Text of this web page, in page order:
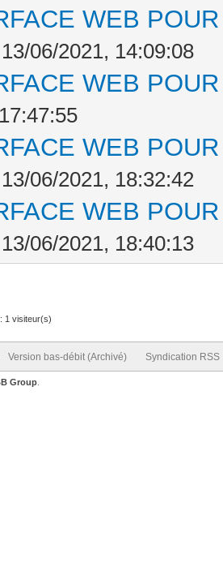
WEB
06/2021, 14:09:08
WEB
WEB
06/2021, 18:32:42
WEB
06/2021, 18:40:13
1 visiteur(s)
Version bas-débit (Archivé) Syndication RSS
Group